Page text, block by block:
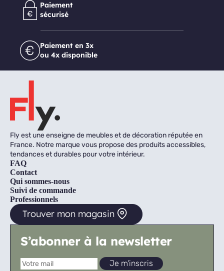
Paiement
sécurisé
Paiement en 3x
ou 4x disponible
Fly est une enseigne de meubles et de décoration réputée en
France. Notre marque vous propose des produits accessibles,
tendances et durables pour votre intérieur.
FAQ
Contact
Qui sommes-nous
Suivi de commande
Professionnels
Trouver mon magasin
S’abonner à la newsletter